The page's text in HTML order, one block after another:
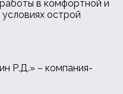
в комфортной и
острой
Р.Д.» – компания-